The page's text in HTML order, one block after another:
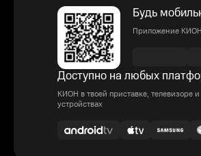
Будь
Приложение
Доступно на любых
КИОН в твоей приставке, телевизоре
устройствах